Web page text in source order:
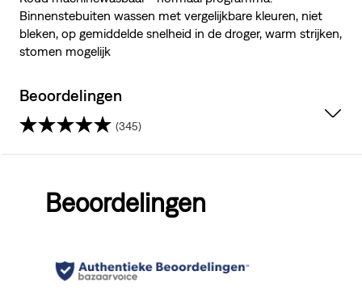
Binnenstebuiten wassen met vergelijkbare kleuren, niet
bleken, op gemiddelde snelheid in de droger, warm strijken,
stomen mogelijk
Beoordelingen
(345)
sterren.
Beoordelingen